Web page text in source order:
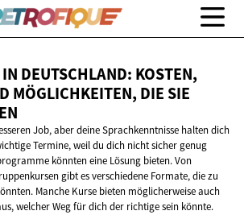
DEUTSCHLAND: KOSTEN,
MÖGLICHKEITEN, DIE SIE
Job, aber deine Sprachkenntnisse halten dich
Termine, weil du dich nicht sicher genug
könnten eine Lösung bieten. Von
gibt es verschiedene Formate, die zu
Manche Kurse bieten möglicherweise auch
welcher Weg für dich der richtige sein könnte.